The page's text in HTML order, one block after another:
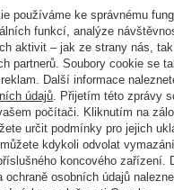
používáme ke správnému
funkcí, analýze
aktivit – jak ze strany nás,
partnerů. Soubory cookie se
Další informace
údajů. Přijetím této zprávy
počítači. Kliknutím na
určit podmínky pro jejich
kdykoli odvolat
koncového zařízení.
ochraně osobních údajů